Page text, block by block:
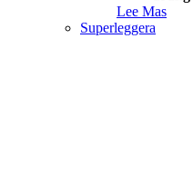
Lee Mas
Superleggera